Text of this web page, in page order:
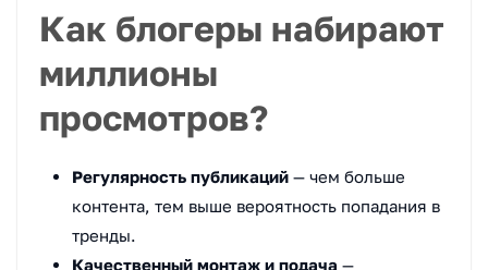
Как блогеры набирают
миллионы
просмотров?
Регулярность публикаций — чем больше
контента, тем выше вероятность попадания в
тренды.
Качественный монтаж и подача —